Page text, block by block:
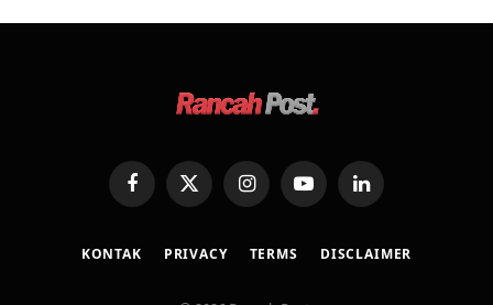
FacebookX
(Twitter)
InstagramYouTubeLinkedIn
KONTAK PRIVACY TERMS DISCLAIMER